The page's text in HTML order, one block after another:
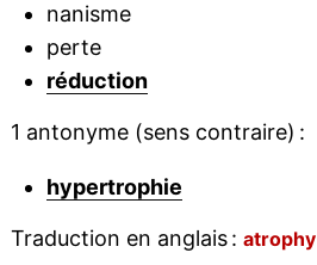
nanisme
perte
réduction
1 antonyme (sens contraire) :
hypertrophie
Traduction en anglais : atrophy